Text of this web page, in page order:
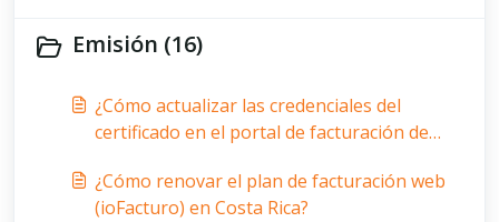
Emisión (16)
¿Cómo actualizar las credenciales del
certificado en el portal de facturación de
¿Cómo renovar el plan de facturación web
(ioFacturo) en Costa Rica?